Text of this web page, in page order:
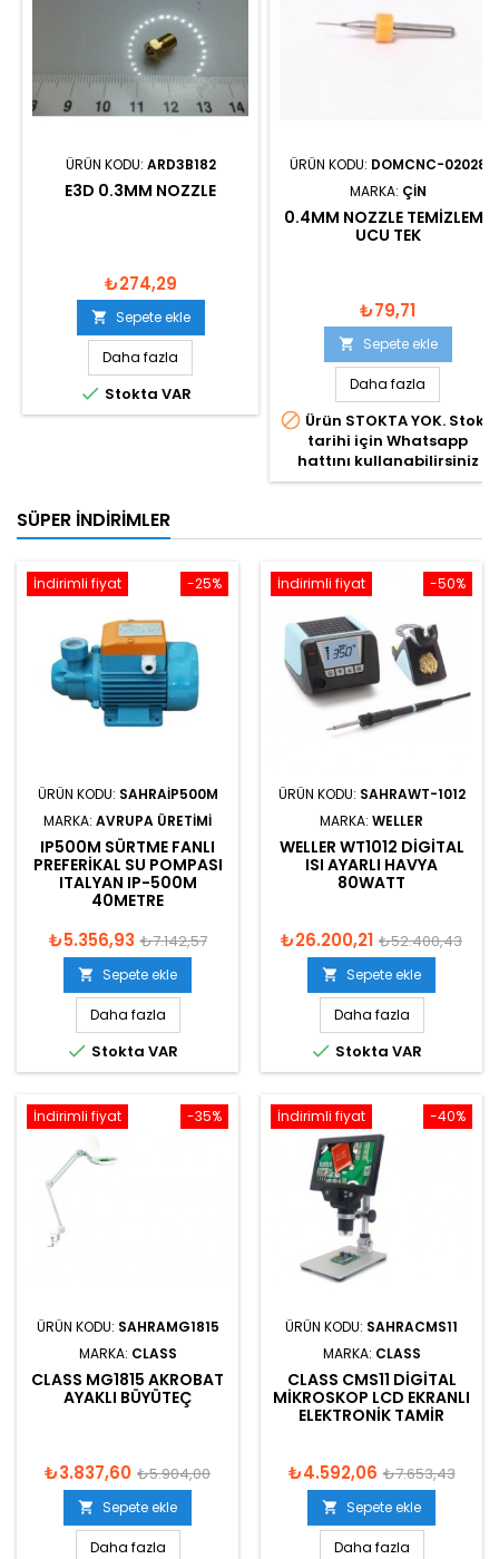
ÜRÜN KODU: ARD3B182
E3D 0.3MM NOZZLE
₺274,29
 Sepete ekle
Daha fazla
 Stokta VAR
ÜRÜN KODU: DOMCNC-02028
MARKA: ÇIN
0.4MM NOZZLE TEMIZLEME
UCU TEK
₺79,71
 Sepete ekle
Daha fazla
 Ürün STOKTA YOK. Stok
tarihi için Whatsapp
hattını kullanabilirsiniz
SÜPER İNDIRIMLER
-25%
İndirimli fiyat
ÜRÜN KODU: SAHRAIP500M
MARKA: AVRUPA ÜRETIMI
IP500M SÜRTME FANLI
PREFERIKAL SU POMPASI
ITALYAN IP-500M
40METRE
₺5.356,93 ₺7.142,57
 Sepete ekle
Daha fazla
 Stokta VAR
-50%
İndirimli fiyat
ÜRÜN KODU: SAHRAWT-1012
MARKA: WELLER
WELLER WT1012 DIGITAL
ISI AYARLI HAVYA
80WATT
₺26.200,21 ₺52.400,43
 Sepete ekle
Daha fazla
 Stokta VAR
-35%
İndirimli fiyat
ÜRÜN KODU: SAHRAMG1815
MARKA: CLASS
CLASS MG1815 AKROBAT
AYAKLI BÜYÜTEÇ
₺3.837,60 ₺5.904,00
 Sepete ekle
Daha fazla
-40%
İndirimli fiyat
ÜRÜN KODU: SAHRACMS11
MARKA: CLASS
CLASS CMS11 DIGITAL
MIKROSKOP LCD EKRANLI
ELEKTRONIK TAMIR
₺4.592,06 ₺7.653,43
 Sepete ekle
Daha fazla